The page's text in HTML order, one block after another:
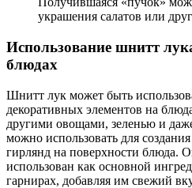
украшения салатов или
Использование шнитт
блюдах
Шнитт лук может быть
декоративных элементов на
другими овощами, зеленью и
можно использовать для
гирлянд на поверхности блюда.
использован как основной
гарнирах, добавляя им свежий